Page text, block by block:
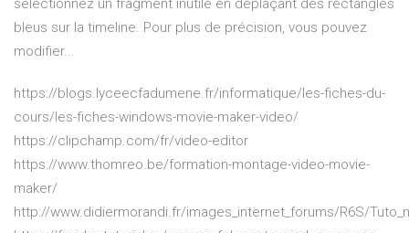
sélectionnez un fragment inutile en déplaçant des rectangles
bleus sur la timeline. Pour plus de précision, vous pouvez
modifier...
https://blogs.lyceecfadumene.fr/informatique/les-fiches-du-
cours/les-fiches-windows-movie-maker-video/
https://clipchamp.com/fr/video-editor
https://www.thomreo.be/formation-montage-video-movie-
maker/
http://www.didiermorandi.fr/images_internet_forums/R6S/